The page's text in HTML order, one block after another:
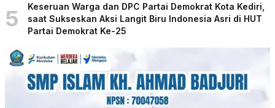
5
Keseruan Warga dan DPC Partai Demokrat Kota Kediri,
saat Sukseskan Aksi Langit Biru Indonesia Asri di HUT
Partai Demokrat Ke-25